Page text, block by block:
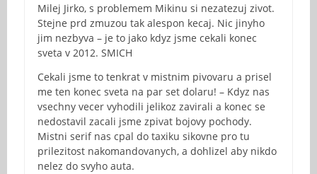
Milej Jirko, s problemem Mikinu si nezatezuj zivot.
Stejne prd zmuzou tak alespon kecaj. Nic jinyho
jim nezbyva – je to jako kdyz jsme cekali konec
sveta v 2012. SMICH
Cekali jsme to tenkrat v mistnim pivovaru a prisel
me ten konec sveta na par set dolaru! – Kdyz nas
vsechny vecer vyhodili jelikoz zavirali a konec se
nedostavil zacali jsme zpivat bojovy pochody.
Mistni serif nas cpal do taxiku sikovne pro tu
prilezitost nakomandovanych, a dohlizel aby nikdo
nelez do svyho auta.